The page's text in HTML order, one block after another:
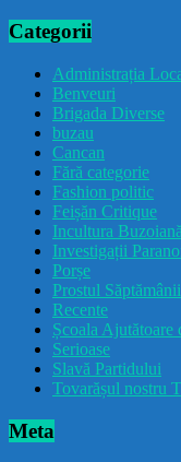
Categorii
Administrația
Benveuri
Brigada Diverse
buzau
Cancan
Fără categorie
Fashion politic
Feișăn Critique
Incultura Buzoiană
Investigații
Porșe
Prostul Săptămânii
Recente
Școala Ajutătoare
Serioase
Slavă Partidului
Tovarășul nostru
Meta